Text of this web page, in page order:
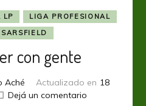
LP
LIGA PROFESIONAL
con gente
Aché Actualizado en 18
Dejá un comentario